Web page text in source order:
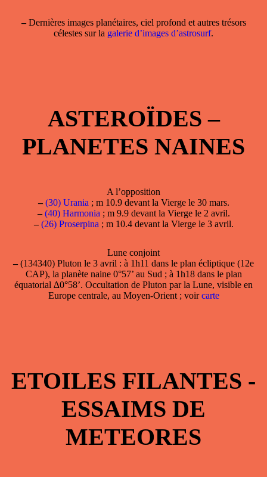
–Dernières images planétaires, ciel profond et autres trésors
célestes sur la galerie d’images d’astrosurf.
ASTEROÏDES –
PLANETES NAINES
A l’opposition
– (30) Urania ; m 10.9 devant la Vierge le 30 mars.
– (40) Harmonia ; m 9.9 devant la Vierge le 2 avril.
– (26) Proserpina ; m 10.4 devant la Vierge le 3 avril.
Lune conjoint
–(134340) Pluton le 3 avril : à 1h11 dans le plan écliptique (12e
CAP), la planète naine 0°57’ au Sud ; à 1h18 dans le plan
équatorial ∆0°58’. Occultation de Pluton par la Lune, visible en
Europe centrale, au Moyen-Orient ; voircarte
ETOILES FILANTES -
ESSAIMS DE
METEORES